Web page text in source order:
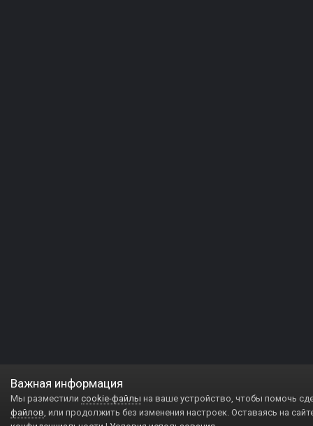
Важная информация
Мы разместили cookie-файлы на ваше устройство, чтобы помочь
файлов, или продолжить без изменения настроек. Оставаясь на